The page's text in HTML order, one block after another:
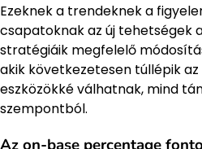
Ezeknek a trendeknek a
csapatoknak az új tehetségek
stratégiáik megfelelő
akik következetesen túllépik
eszközökké válhatnak, mind
szempontból.